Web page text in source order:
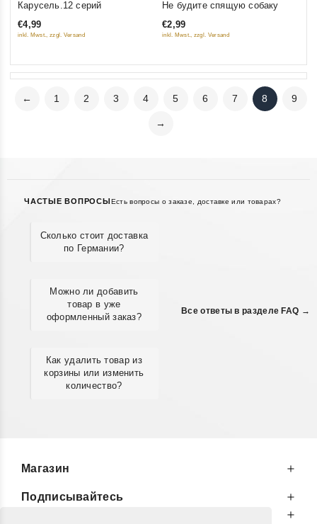
out
of
Карусель.12 серий
€4,99
inkl. Mwst., zzgl. Versand
of
Не будите спящую собаку
€2,99
inkl. Mwst., zzgl. Versand
← 1 2 3 4 5 6 7 8 9
→
ЧАСТЫЕ ВОПРОСЫ Есть вопросы о заказе, доставке или товарах?
Сколько стоит доставка
по Германии?
Можно ли добавить
товар в уже
оформленный заказ?
Как удалить товар из
корзины или изменить
количество?
Все ответы в разделе FAQ →
Магазин
Подписывайтесь